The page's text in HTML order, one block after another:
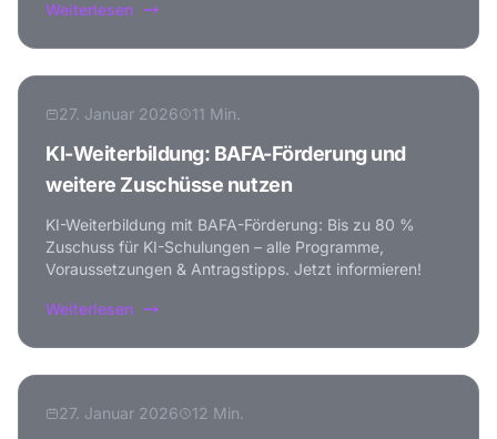
Weiterlesen
27. Januar 2026 11 Min.
KI-Weiterbildung: BAFA-Förderung und
weitere Zuschüsse nutzen
KI-Weiterbildung mit BAFA-Förderung: Bis zu 80 %
Zuschuss für KI-Schulungen – alle Programme,
Voraussetzungen & Antragstipps. Jetzt informieren!
Weiterlesen
27. Januar 2026 12 Min.